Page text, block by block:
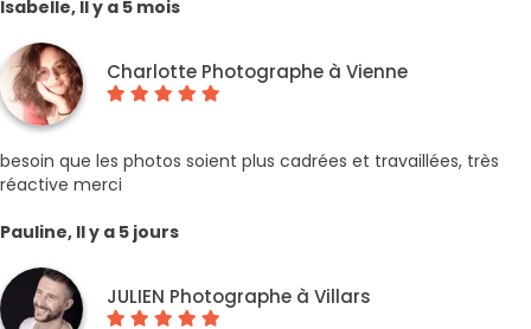
Isabelle, Il y a 5 mois
Charlotte Photographe à Vienne
besoin que les photos soient plus cadrées et travaillées, très
réactive merci
Pauline, Il y a 5 jours
JULIEN Photographe à Villars